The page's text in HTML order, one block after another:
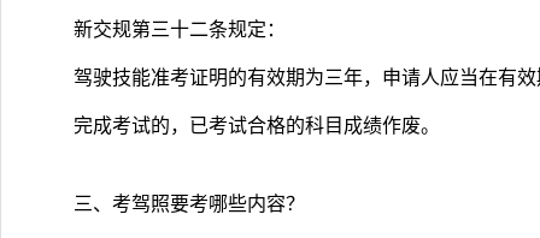
新交规第三十二条规定：
驾驶技能准考证明的有效期为三年，申请人应当在有
完成考试的，已考试合格的科目成绩作废。
三、考驾照要考哪些内容？